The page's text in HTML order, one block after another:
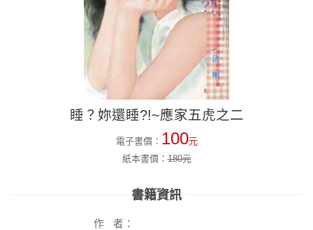
睡？妳還睡?!~應家五虎之二
電子書價： 100元
紙本書價：180元
書籍資訊
作
者：